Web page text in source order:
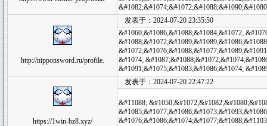
http://nipponsword.ru/profile.
发表于：2024-07-20 23:35:50
&#1060;&#1086;&#1088;&#1084;&#1072;
&#1074;
&#1091;&#1075;&#1083;&#1086;&#1074;
https://1win-bz8.xyz/
发表于：2024-07-20 22:47:22
&#11088;